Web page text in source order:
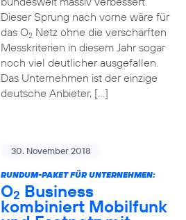
Dieser Sprung nach vorne wäre für
das O2Netz ohne die verschärften
Messkriterien in diesem Jahr sogar
noch viel deutlicher ausgefallen.
Das Unternehmen ist der einzige
deutsche Anbieter, […]
30. November 2018
RUNDUM-PAKET FÜR UNTERNEHMEN:
O2 Business
kombiniert Mobilfunk